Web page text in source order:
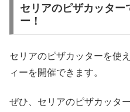
セリアのピザカッター
ー！
セリアのピザカッターを使
ィーを開催できます。
ぜひ、セリアのピザカッタ